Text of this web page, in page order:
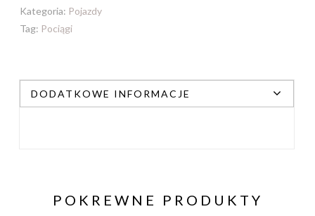
Kategoria: Pojazdy
Tag: Pociągi
DODATKOWE INFORMACJE
POKREWNE PRODUKTY